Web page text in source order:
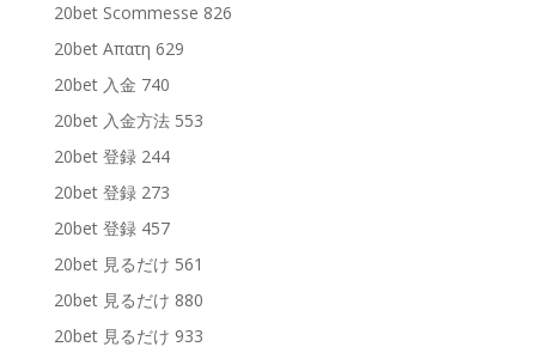
20bet Scommesse 826
20bet Απατη 629
20bet 入金 740
20bet 入金方法 553
20bet 登録 244
20bet 登録 273
20bet 登録 457
20bet 見るだけ 561
20bet 見るだけ 880
20bet 見るだけ 933